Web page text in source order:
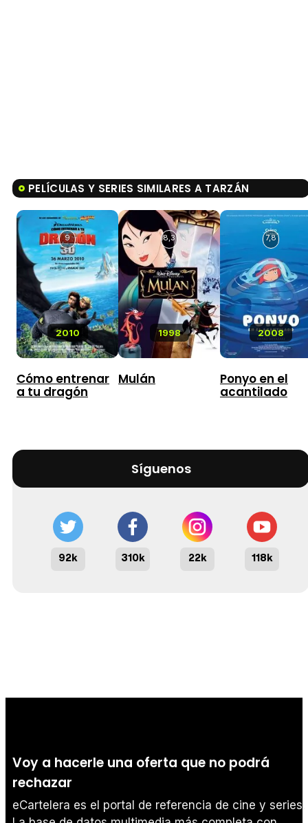
PELÍCULAS Y SERIES SIMILARES A TARZÁN
2010
9
Cómo entrenar
a tu dragón
1998
8,3
Mulán
2008
7,8
Ponyo en el
acantilado
Síguenos
92k 310k 22k 118k
Voy a hacerle una oferta que no podrá
rechazar
eCartelera es el portal de referencia de cine y series.